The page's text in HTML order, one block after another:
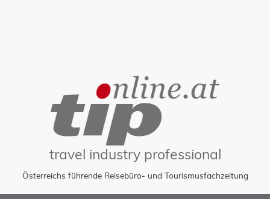
travel industry professional
Österreichs führende Reisebüro- und Tourismusfachzeitung